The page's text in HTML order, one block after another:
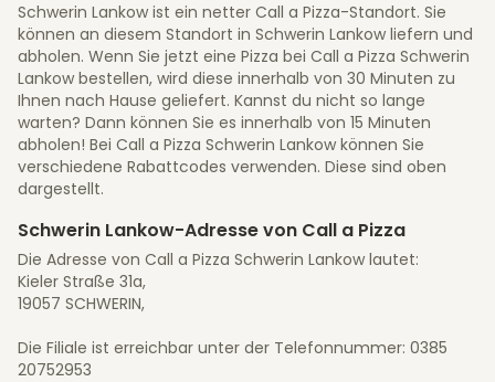
Schwerin Lankow ist ein netter Call a Pizza-Standort. Sie
können an diesem Standort in Schwerin Lankow liefern und
abholen. Wenn Sie jetzt eine Pizza bei Call a Pizza Schwerin
Lankow bestellen, wird diese innerhalb von 30 Minuten zu
Ihnen nach Hause geliefert. Kannst du nicht so lange
warten? Dann können Sie es innerhalb von 15 Minuten
abholen! Bei Call a Pizza Schwerin Lankow können Sie
verschiedene Rabattcodes verwenden. Diese sind oben
dargestellt.
Schwerin Lankow-Adresse von Call a Pizza
Die Adresse von Call a Pizza Schwerin Lankow lautet:
Kieler Straße 31a,
19057 SCHWERIN,
Die Filiale ist erreichbar unter der Telefonnummer: 0385
20752953